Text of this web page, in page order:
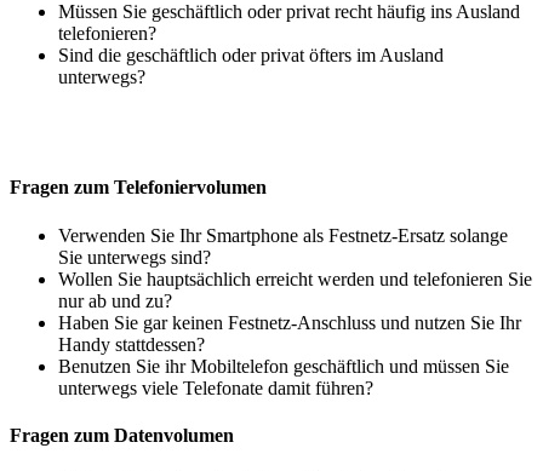
Müssen Sie geschäftlich oder privat recht häufig ins Ausland
telefonieren?
Sind die geschäftlich oder privat öfters im Ausland
unterwegs?
Fragen zum Telefoniervolumen
Verwenden Sie Ihr Smartphone als Festnetz-Ersatz solange
Sie unterwegs sind?
Wollen Sie hauptsächlich erreicht werden und telefonieren Sie
nur ab und zu?
Haben Sie gar keinen Festnetz-Anschluss und nutzen Sie Ihr
Handy stattdessen?
Benutzen Sie ihr Mobiltelefon geschäftlich und müssen Sie
unterwegs viele Telefonate damit führen?
Fragen zum Datenvolumen